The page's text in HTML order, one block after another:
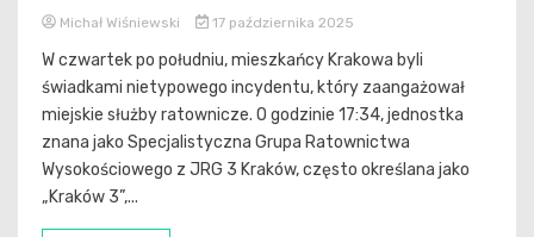
Michał Wiśniewski 17 października 2025
W czwartek po południu, mieszkańcy Krakowa byli
świadkami nietypowego incydentu, który zaangażował
miejskie służby ratownicze. O godzinie 17:34, jednostka
znana jako Specjalistyczna Grupa Ratownictwa
Wysokościowego z JRG 3 Kraków, często określana jako
„Kraków 3”,...